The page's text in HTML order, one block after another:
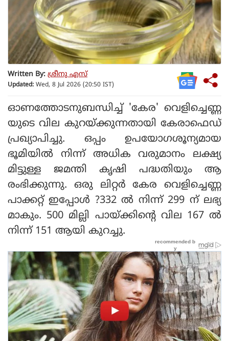
Written By: ശ്രീനു എസ്
Updated: Wed, 8 Jul 2026 (20:50 IST)
ഓണത്തോടനുബന്ധിച്ച് 'കേര' വെളിച്ചെണ്ണ
യുടെ വില കുറയ്ക്കുന്നതായി കേരാഫെഡ്
പ്രഖ്യാപിച്ചു. ഒപ്പം ഉപയോഗശൂന്യമായ
ഭൂമിയില്‍ നിന്ന് അധിക വരുമാനം ലക്ഷ്യ
മിട്ടുള്ള ജമന്തി കൃഷി പദ്ധതിയും ആ
രംഭിക്കുന്നു. ഒരു ലിറ്റര്‍ കേര വെളിച്ചെണ്ണ
പാക്കറ്റ് ഇപ്പോള്‍ ?332 ല്‍ നിന്ന് 299 ന് ലഭ്യ
മാകും. 500 മില്ലി പായ്ക്കിന്റെ വില 167 ല്‍
നിന്ന് 151 ആയി കുറച്ചു.